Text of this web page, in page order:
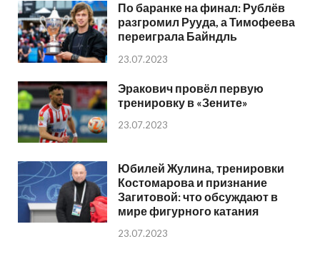
По баранке на финал: Рублёв
разгромил Рууда, а Тимофеева
переиграла Байндль
23.07.2023
Эракович провёл первую
тренировку в «Зените»
23.07.2023
Юбилей Жулина, тренировки
Костомарова и признание
Загитовой: что обсуждают в
мире фигурного катания
23.07.2023